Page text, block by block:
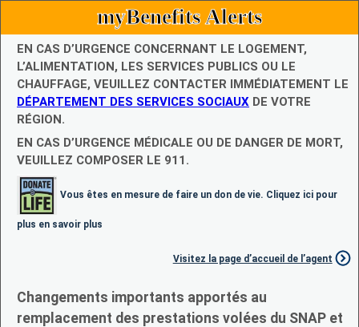
myBenefits Alerts
EN CAS D’URGENCE CONCERNANT LE LOGEMENT,
L’ALIMENTATION, LES SERVICES PUBLICS OU LE
CHAUFFAGE, VEUILLEZ CONTACTER IMMÉDIATEMENT LE
DÉPARTEMENT DES SERVICES SOCIAUX DE VOTRE
RÉGION.
EN CAS D’URGENCE MÉDICALE OU DE DANGER DE MORT,
VEUILLEZ COMPOSER LE 911.
Vous êtes en mesure de faire un don de vie. Cliquez ici pour
plus en savoir plus
Visitez la page d’accueil de l’agent
Changements importants apportés au
remplacement des prestations volées du SNAP et